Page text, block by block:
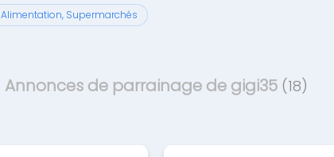
Alimentation, Supermarchés
Annonces de parrainage de gigi35 (18)